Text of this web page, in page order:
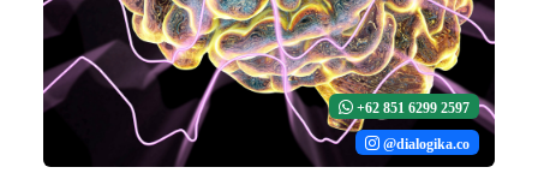
+62 851 6299 2597
@dialogika.co